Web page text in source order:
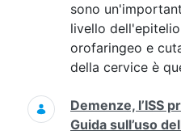
sono
livello
orofaringeo e
della cervice è
Demenze, l’ISS
Guida sull’uso